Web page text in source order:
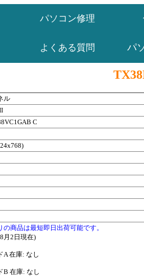
パソコン修理
よくある質問 パ
ル
C
の商品は最短即日出荷可能です。
月2日現在)
A 在庫: なし
B 在庫: なし